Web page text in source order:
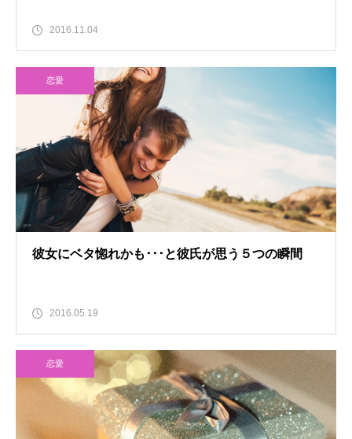
2016.11.04
恋愛
彼女にベタ惚れかも･･･と彼氏が思う５つの瞬間
2016.05.19
恋愛